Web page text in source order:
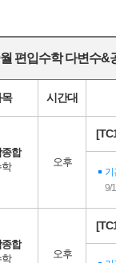
편입수학 다변수&
시간대
합
학
오후
기
9/
합
학
오후